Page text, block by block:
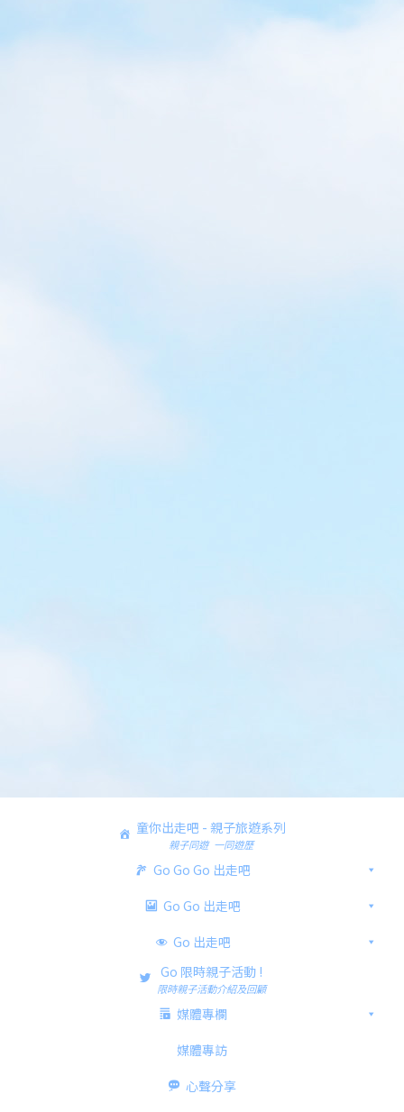
童你出走吧 - 親子旅遊系列
親子同遊 一同遊歷
Go Go Go 出走吧
Go Go 出走吧
Go 出走吧
Go 限時親子活動 !
限時親子活動介紹及回顧
媒體專欄
媒體專訪
心聲分享